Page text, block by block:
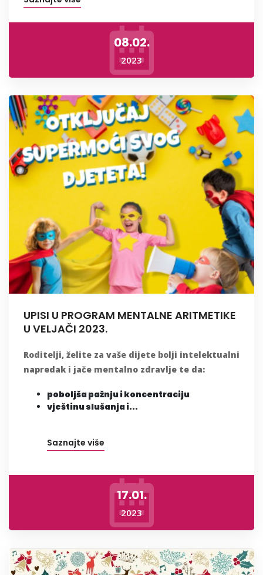
08.02.
2023
UPISI U PROGRAM MENTALNE ARITMETIKE
U VELJAČI 2023.
Roditelji, želite za vaše dijete bolji intelektualni
napredak i jače mentalno zdravlje te da:
poboljša pažnju i koncentraciju
vještinu slušanja i...
Saznajte više
17.01.
2023